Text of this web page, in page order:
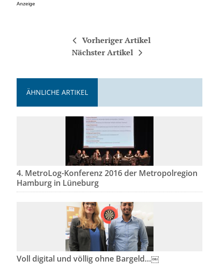
Anzeige
Vorheriger Artikel
Nächster Artikel
ÄHNLICHE ARTIKEL
4. MetroLog-Konferenz 2016 der Metropolregion
Hamburg in Lüneburg
Voll digital und völlig ohne Bargeld…￼